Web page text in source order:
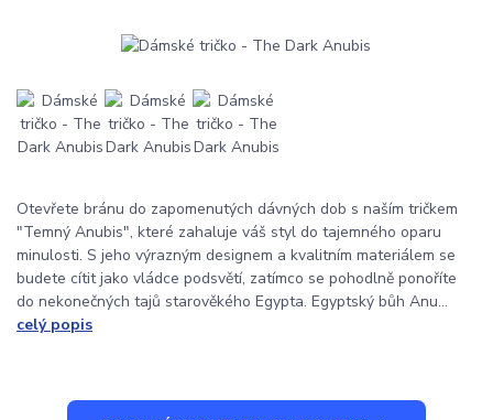
Otevřete bránu do zapomenutých dávných dob s naším tričkem
"Temný Anubis", které zahaluje váš styl do tajemného oparu
minulosti. S jeho výrazným designem a kvalitním materiálem se
budete cítit jako vládce podsvětí, zatímco se pohodlně ponoříte
do nekonečných tajů starověkého Egypta. Egyptský bůh Anu...
celý popis